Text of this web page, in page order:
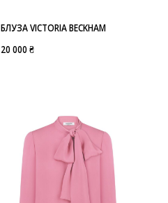
БЛУЗА VICTORIA BECKHAM
20 000 ₴